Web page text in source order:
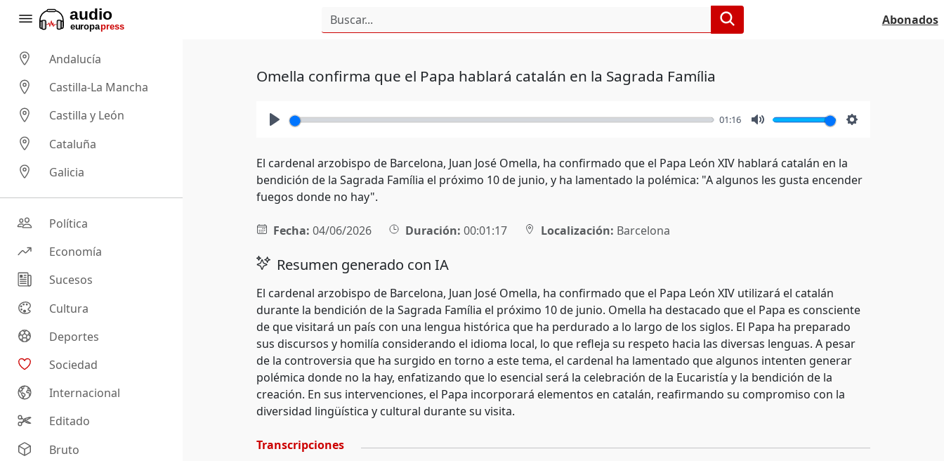
Abonados
Andalucía
Castilla-La Mancha
Castilla y León
Cataluña
Galicia
Política
Economía
Sucesos
Cultura
Deportes
Sociedad
Internacional
Editado
Bruto
Omella confirma que el Papa hablará catalán en la Sagrada Família
01:16
El cardenal arzobispo de Barcelona, Juan José Omella, ha confirmado que el Papa León XIV hablará catalán en la
bendición de la Sagrada Família el próximo 10 de junio, y ha lamentado la polémica: "A algunos les gusta encender
fuegos donde no hay".
Fecha: 04/06/2026 Duración: 00:01:17 Localización: Barcelona
Resumen generado con IA
El cardenal arzobispo de Barcelona, Juan José Omella, ha confirmado que el Papa León XIV utilizará el catalán
durante la bendición de la Sagrada Família el próximo 10 de junio. Omella ha destacado que el Papa es consciente
de que visitará un país con una lengua histórica que ha perdurado a lo largo de los siglos. El Papa ha preparado
sus discursos y homilía considerando el idioma local, lo que refleja su respeto hacia las diversas lenguas. A pesar
de la controversia que ha surgido en torno a este tema, el cardenal ha lamentado que algunos intenten generar
polémica donde no la hay, enfatizando que lo esencial será la celebración de la Eucaristía y la bendición de la
creación. En sus intervenciones, el Papa incorporará elementos en catalán, reafirmando su compromiso con la
diversidad lingüística y cultural durante su visita.
Transcripciones